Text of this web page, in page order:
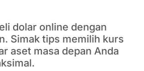
dolar online dengan
Simak tips memilih kurs
aset masa depan Anda